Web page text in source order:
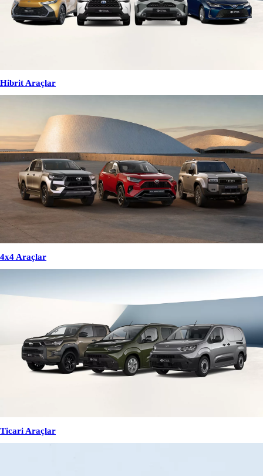
Hibrit Araçlar
4x4 Araçlar
Ticari Araçlar